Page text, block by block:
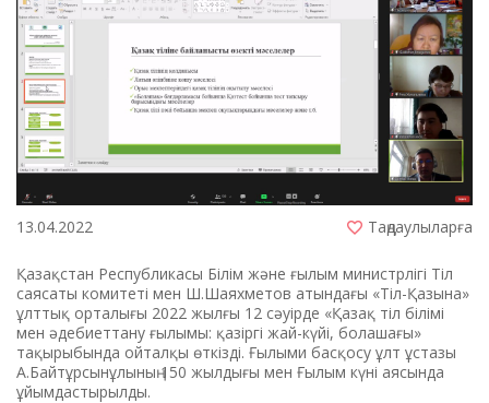
13.04.2022 Таңдаулыларға
Қазақстан Республикасы Білім және ғылым министрлігі Тіл
саясаты комитеті мен Ш.Шаяхметов атындағы «Тіл-Қазына»
ұлттық орталығы 2022 жылғы 12 сәуірде «Қазақ тіл білімі
мен əдебиеттану ғылымы: қазіргі жай-күйі, болашағы»
тақырыбында ойталқы өткізді. Ғылыми басқосу ұлт ұстазы
А.Байтұрсынұлының 150 жылдығы мен Ғылым күні аясында
ұйымдастырылды.